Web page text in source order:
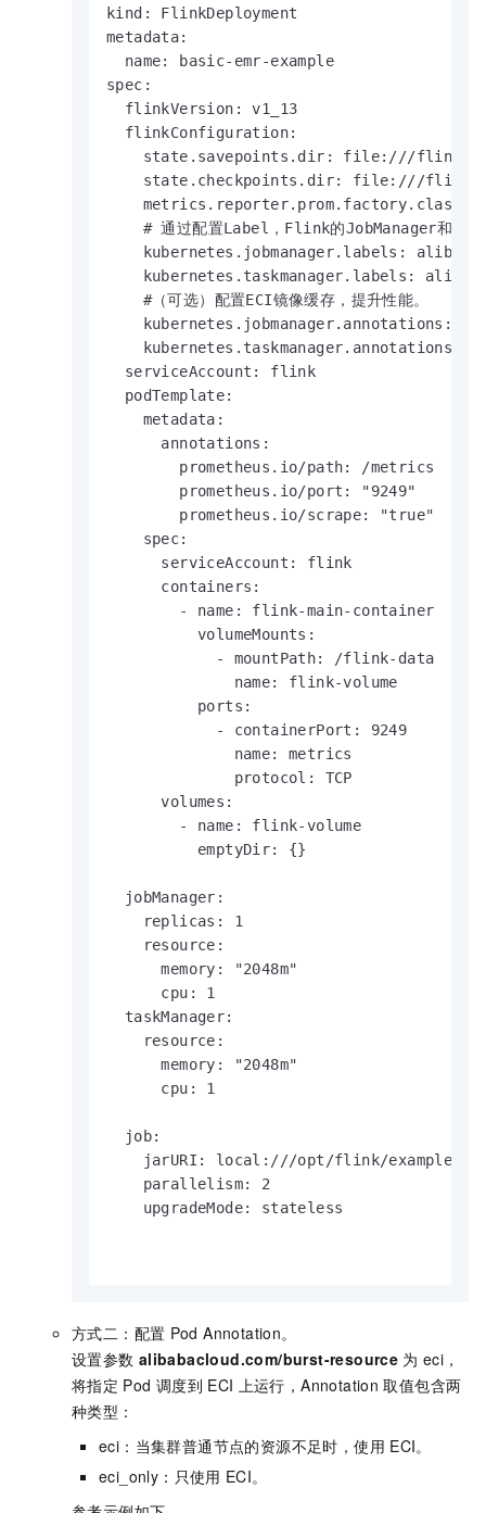
kind: FlinkDeployment
metadata:
  name: basic-emr-example
spec:
  flinkVersion: v1_13
  flinkConfiguration:
state.savepoints.dir: file:///flink-
state.checkpoints.dir: file:///
metrics.reporter.prom.factory.class:
# 通过配置Label，Flink的JobManager和
kubernetes.jobmanager.labels:
kubernetes.taskmanager.labels:
    #（可选）配置ECI镜像缓存，提升性能。
kubernetes.jobmanager.annotations:
kubernetes.taskmanager.annotations:
  serviceAccount: flink
  podTemplate:
    metadata:
      annotations:
        prometheus.io/path: /metrics
        prometheus.io/port: "9249"
        prometheus.io/scrape: "true"
    spec:
      serviceAccount: flink
      containers:
        - name: flink-main-container
          volumeMounts:
            - mountPath: /flink-data
              name: flink-volume
          ports:
            - containerPort: 9249
              name: metrics
              protocol: TCP
      volumes:
        - name: flink-volume
          emptyDir: {}
  jobManager:
    replicas: 1
    resource:
      memory: "2048m"
      cpu: 1
  taskManager:
    resource:
      memory: "2048m"
      cpu: 1
  job:
jarURI: local:///opt/flink/examples/
    parallelism: 2
    upgradeMode: stateless
方式二：配置 Pod Annotation。
设置参数 alibabacloud.com/burst-resource 为 eci，
将指定 Pod 调度到 ECI 上运行，Annotation 取值包含两
种类型：
eci：当集群普通节点的资源不足时，使用 ECI。
eci_only：只使用 ECI。